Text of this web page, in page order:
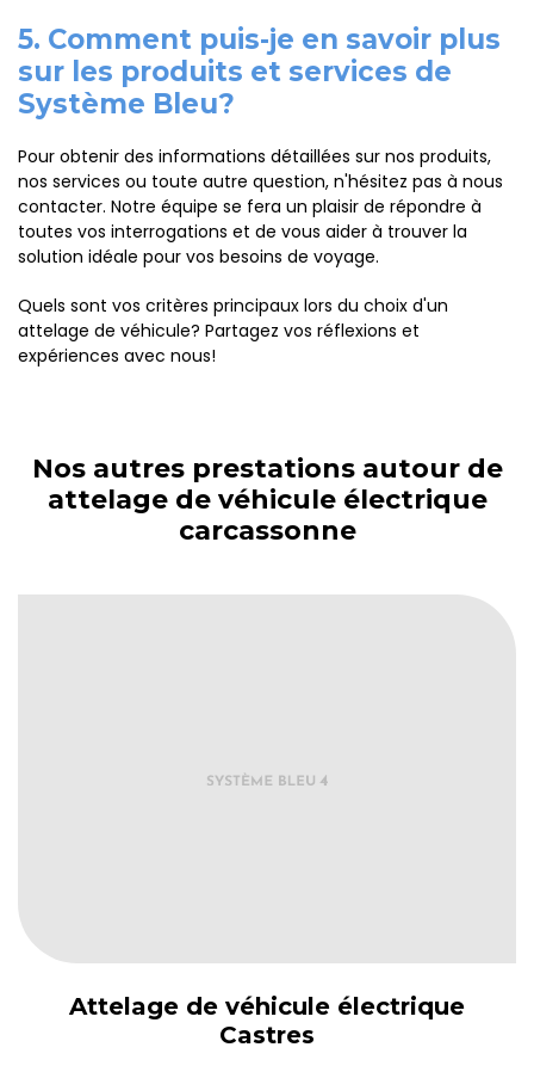
5. Comment puis-je en savoir plus
sur les produits et services de
Système Bleu?
Pour obtenir des informations détaillées sur nos produits,
nos services ou toute autre question, n'hésitez pas à nous
contacter. Notre équipe se fera un plaisir de répondre à
toutes vos interrogations et de vous aider à trouver la
solution idéale pour vos besoins de voyage.
Quels sont vos critères principaux lors du choix d'un
attelage de véhicule? Partagez vos réflexions et
expériences avec nous!
Nos autres prestations autour de
attelage de véhicule électrique
carcassonne
Attelage de véhicule électrique
Castres